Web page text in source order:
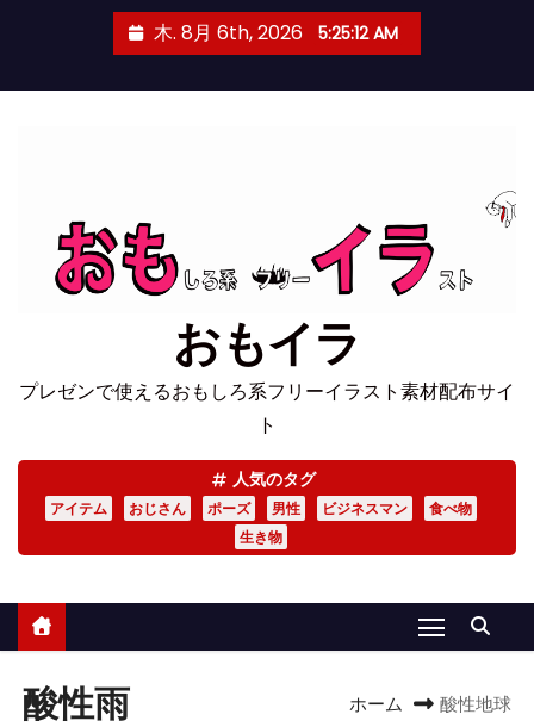
木. 8月 6th, 2026 5:25:13 AM
おもイラ
プレゼンで使えるおもしろ系フリーイラスト素材配布サイ
ト
人気のタグ
アイテム おじさん ポーズ 男性 ビジネスマン
食べ物
生き物
酸性雨 ホーム 酸性地球